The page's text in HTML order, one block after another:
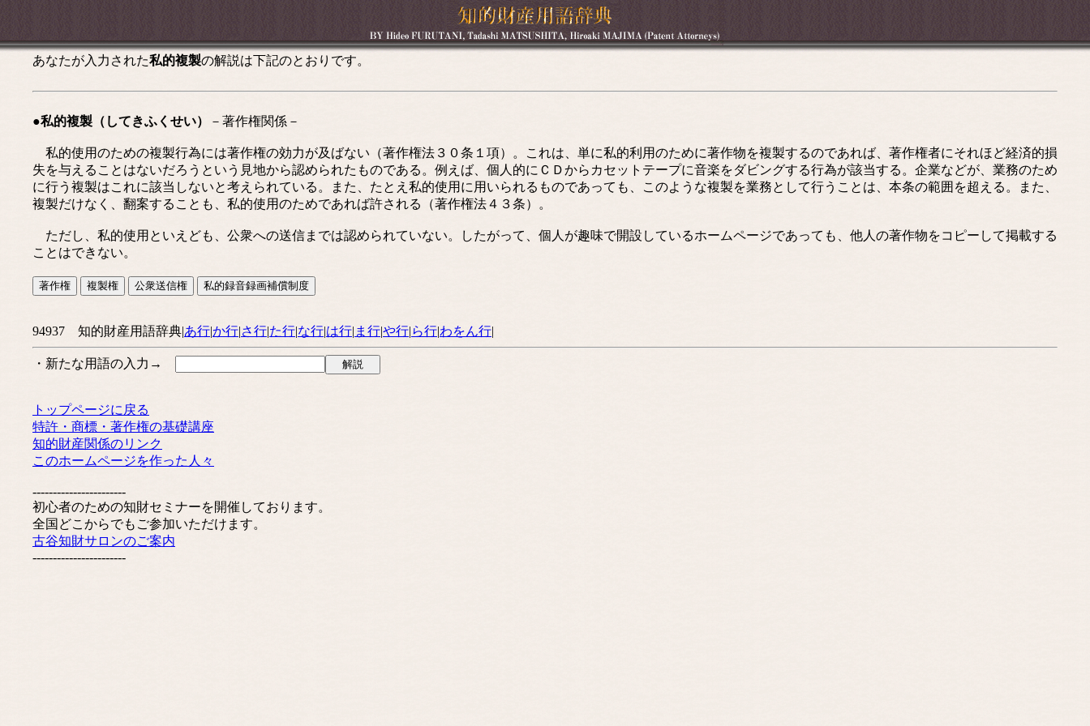
あなたが入力された私的複製の解説は下記のとおりです。
●私的複製（してきふくせい） －著作権関係－
私的使用のための複製行為には著作権の効力が及ばない（著作権法３０条１項）。これは、単に私的利用のために著作物を複製するのであれば、著作権者にそれほど経済的損
失を与えることはないだろうという見地から認められたものである。例えば、個人的にＣＤからカセットテープに音楽をダビングする行為が該当する。企業などが、業務のため
に行う複製はこれに該当しないと考えられている。また、たとえ私的使用に用いられるものであっても、このような複製を業務として行うことは、本条の範囲を超える。また、
複製だけなく、翻案することも、私的使用のためであれば許される（著作権法４３条）。
ただし、私的使用といえども、公衆への送信までは認められていない。したがって、個人が趣味で開設しているホームページであっても、他人の著作物をコピーして掲載する
ことはできない。
94937 知的財産用語辞典|あ行|か行|さ行|た行|な行|は行| ま行|や行|ら行|わをん行|
・新たな用語の入力→
トップページに戻る
特許・商標・著作権の基礎講座
知的財産関係のリンク
このホームページを作った人々
-----------------------
初心者のための知財セミナーを開催しております。
全国どこからでもご参加いただけます。
古谷知財サロンのご案内
-----------------------